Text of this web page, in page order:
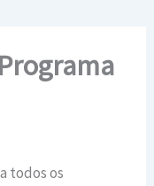
todos os